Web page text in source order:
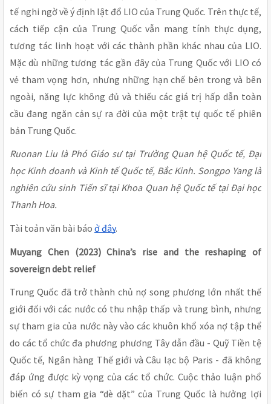
tế nghi ngờ về ý định lật đổ LIO của Trung Quốc. Trên thực tế,
cách tiếp cận của Trung Quốc vẫn mang tính thực dụng,
tương tác linh hoạt với các thành phần khác nhau của LIO.
Mặc dù những tương tác gần đây của Trung Quốc với LIO có
vẻ tham vọng hơn, nhưng những hạn chế bên trong và bên
ngoài, năng lực không đủ và thiếu các giá trị hấp dẫn toàn
cầu đang ngăn cản sự ra đời của một trật tự quốc tế phiên
bản Trung Quốc.
Ruonan Liu là Phó Giáo sư tại Trường Quan hệ Quốc tế, Đại
học Kinh doanh và Kinh tế Quốc tế, Bắc Kinh. Songpo Yang là
nghiên cứu sinh Tiến sĩ tại Khoa Quan hệ Quốc tế tại Đại học
Thanh Hoa.
Tài toản văn bài báo ở đây.
Muyang Chen (2023) China’s rise and the reshaping of
sovereign debt relief
Trung Quốc đã trở thành chủ nợ song phương lớn nhất thế
giới đối với các nước có thu nhập thấp và trung bình, nhưng
sự tham gia của nước này vào các khuôn khổ xóa nợ tập thể
do các tổ chức đa phương phương Tây dẫn đầu - Quỹ Tiền tệ
Quốc tế, Ngân hàng Thế giới và Câu lạc bộ Paris - đã không
đáp ứng được kỳ vọng của các tổ chức. Cuộc thảo luận phổ
biến có sự tham gia “dè dặt” của Trung Quốc là hưởng lợi